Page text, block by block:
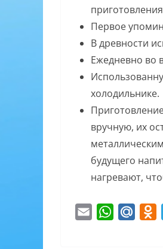
Первое
В древности
Ежедневно во
холодильнике.
вручную, их
будущего
нагревают,
W